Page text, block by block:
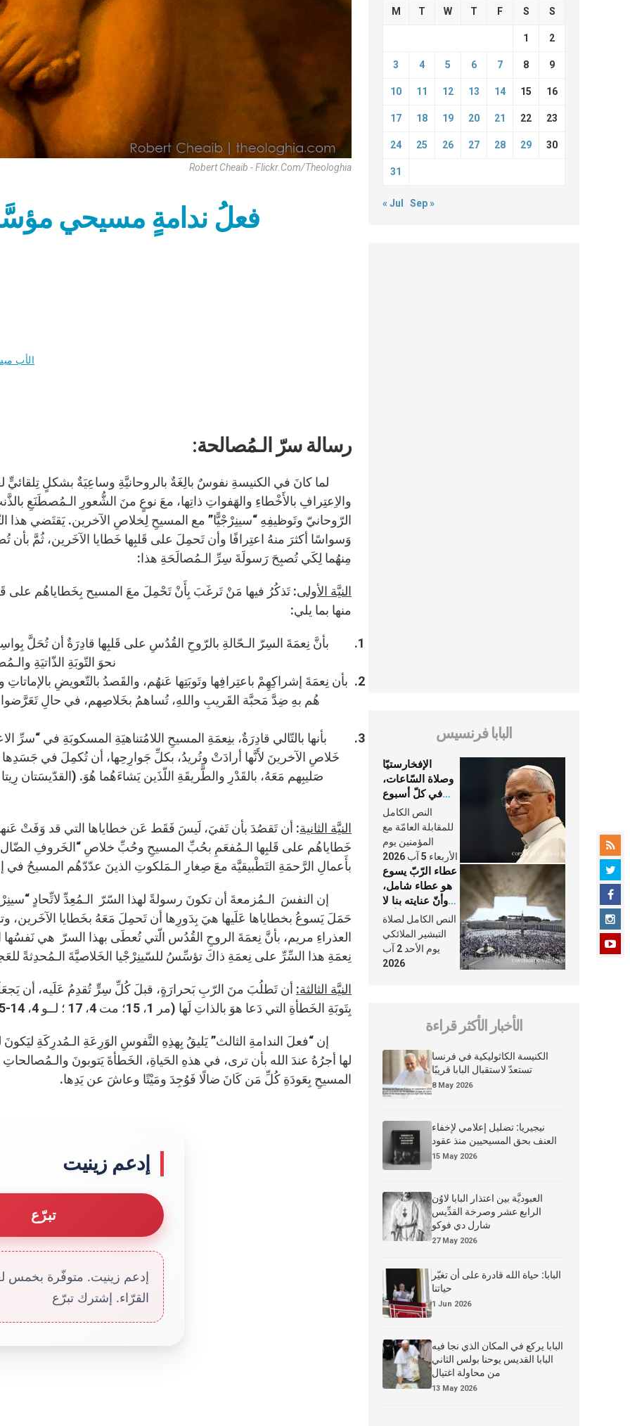
Robert Cheaib - Flickr.com/theologhia
فعلُ ندامةٍ مسيحي
الأب
رسالة سرّ الـمُصالحة:
لما كانَ في الكنيسةِ نفوسٌ بالِغَةٌ بالروحانيَّةِ وساعِيَةٌ بشكلٍ
والاِعتِرافِ بالأَخْطاءِ والهَفواتِ ذاتِها، معَ نوعٍ منَ الشُّعورِ الـمُصطَنَعِ
الرّوحانيّ وتَوظيفِهِ “سينِرْجْيًّا” مع المسيحِ لِخلاصِ الآخرين. يَقتَضي هذا
وَسواسًا أكثرَ منهُ اعتِرافًا وأن تَحمِلَ على قَلبِها خَطايا الآخَرين، ثُمَّ بأن
مِنهُما لِكَي تُصبِحَ رَسولَةَ سِرِّ الـمُصالَحَةِ هذا:
النيَّة الأولى: تَذكُرُ فيها مَنْ تَرغَبَ بِأَنْ تَحْمِلَ معَ المسيح بِخَطاياهُم على
منها بما يلي:
بأنَّ نِعمَةَ السِرّ الـحّالةِ بالرّوحِ القُدُسِ على قَلبِها قادِرَةٌ أن تُحَلَّ
نحوَ التّوبَةِ الذّاتيَةِ
بأن نِعمَةَ إشراكِهِمْ باعتِرافِها وتَوبَتِها عَنهُم، والقَصدُ بالتّعويضِ
هُم بهِ ضِدَّ مَحبَّة القَريبِ واللهِ، تُساهمُ بخَلاصِهم، في حالِ
بأنها بالتّالي قادِرَةٌ، بنِعمَةِ المسيحِ اللامُتناهيَةِ المسكوبَةِ في
صَليبِهم مَعَهُ، بالقَدْرِ والطَّريقَةِ اللّذَين يَشاءَهُما هُوَ. (القدّيسَتان
النيَّة الثانية: أن تَقصُدَ بأن تَفيَ، لَيسَ فَقَط عَن خطاياها التي قد وَفَتْ
خَطاياهُم على قَلبِها الـمُفعَمِ بحُبِّ المسيحِ وحُبِّ خلاصِ “الخَروفِ الضّال”
بأَعمالِ الرَّحمَةِ التَطْبيقيَّة معَ صِغارِ الـمَلكوتِ الذينَ عدّدّهُم المسيحُ في إنجيل
إن النفسَ الـمُزمعةَ أن تكونَ رسولةً لهذا السّرّ الـمُعِدِّ لاتِّحادٍ
حَمَلَ يَسوعُ بخطاياها عَلَيها هيَ بِدَورِها أن تَحمِلَ مَعَهُ بخَطايا الآخَرين،
العذراءِ مريم، بأنَّ نِعمَةَ الروحِ القُدُس الّتي تُعطَى بهذا السرّ هي نَفسُها
نِعمَةِ هذا السِّرِّ على نِعمَةِ ذاكَ تؤسِّسُ للسّينِرْجْيا الخَلاصيَّةَ الـمُحدِثةً للعَجائِب.
النيَّة الثالثة: أن تَطلُبَ منَ الرّبِ بَحرارَةٍ، قبلَ كُلِّ سِرٍّ تُقدِمُ عَلَيه، أن
بِتَوبَةِ الخَطأةِ التي دَعا هوَ بالذاتِ لَها (مر 1، 15؛ مت 4، 17 ؛ لــو 4، 14-15)، وكما أتى في البيت الثالث من مَسبحةِ النور.
إن “فعلَ الندامةِ الثالث” يَليقُ بِهذِهِ النَّفوسِ الوَرِعَةِ الـمُدرِكَةِ
لها أجرُهُ عندَ الله بأن ترى، في هذهِ الحَياةِ، الخَطأةَ يَتوبونَ
المسيحِ بِعَودَةِ كُلِّ مَن كَانَ ضالًا فَوُجِدَ ومَيْتًا وعاشَ عن يَدِها.
إدعم زينيت
تبرّع
إدعم زينيت. متوفّرة بخمس
القرّاء. إشترك تبرّع
M T W T F S S
1 2
3 4 5 6 7 8 9
10 11 12 13 14 15 16
17 18 19 20 21 22 23
24 25 26 27 28 29 30
31
« Jul Sep »
البابا فرنسيس
الإفخارستيّا
وصلاة السّاعات،
في كلّ أسبوع
وكلّ يوم، هما
النَّفَس في حياة
الكنيسة
النص الكامل
للمقابلة العامّة مع
المؤمنين يوم
الأربعاء 5 آب 2026
عطاء الرّبّ يسوع
هو عطاء شامل،
وأنّ عنايته بنا لا
تغيب عنّا أبدًا
النص الكامل لصلاة
التبشير الملائكي
يوم الأحد 2 آب
2026
الأخبار الأكثر قراءة
الكنيسة الكاثوليكية في فرنسا
تستعدّ لاستقبال البابا قريبًا
8 May 2026
نيجيريا: تضليل إعلامي لإخفاء
العنف بحق المسيحيين منذ عقود
15 May 2026
العبوديَّة بين اعتذار البابا لاوُن
الرابع عشر وصرخة القدِّيس
شارل دي فوكو
27 May 2026
البابا: حياة الله قادرة على أن تغيّر
حياتنا
1 Jun 2026
البابا يركع في المكان الذي نجا فيه
البابا القديس يوحنا بولس الثاني
من محاولة اغتيال
13 May 2026